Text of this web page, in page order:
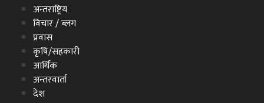
अन्तराष्ट्रिय
विचार / ब्लग
प्रवास
कृषि/सहकारी
आर्थिक
अन्तरवार्ता
देश